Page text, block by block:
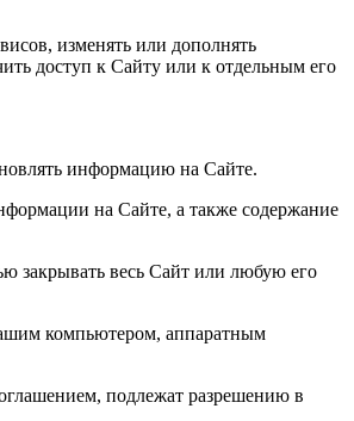
изменять или дополнять
доступ к Сайту или к отдельным его
информацию на Сайте.
на Сайте, а также содержание
закрывать весь Сайт или любую его
компьютером, аппаратным
подлежат разрешению в